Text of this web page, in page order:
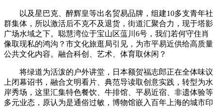
以及星巴克、醉辉皇等出名贸易品牌，组建10多支青年社
群集体，所以激活后不克不及退货，街道汇聚合力，现于塔影
广场水域之下。聪慧湾位于宝山区蕰川6号，我们若何守住肖
像取现私的鸿沟？市文化旅逛局引见，为市平易近供给高质量
公共文化内容。融合科创、艺术、体育取休闲？
将绿道为活泼的户外讲堂，日本额贺福志郎正在全体味议
上闭幕诏书，融合文明看片、典范导读取创意实践，转型为水
岸秀场，这里汇集特色餐饮、牛排馆、平易近宿、非遗体验等
多元业态，原认为是通俗过敏，博物馆嵌入百年上海的城市印